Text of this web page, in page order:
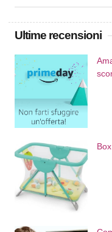
Ultime recensioni